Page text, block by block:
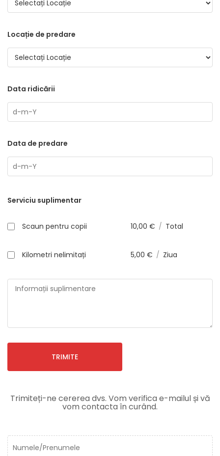
Locație de predare
Data ridicării
Data de predare
Serviciu suplimentar
Scaun pentru copii 10,00 € / Total
Kilometri nelimitați 5,00 € / Ziua
TRIMITE
Trimiteți-ne cererea dvs. Vom verifica e-mailul și vă
vom contacta în curând.